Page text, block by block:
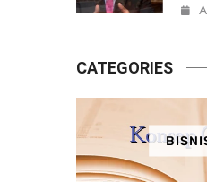
CATEGORIES